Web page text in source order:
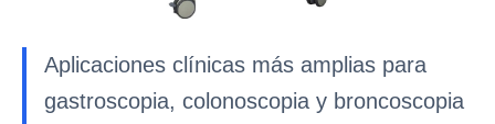
Aplicaciones clínicas más amplias para
gastroscopia, colonoscopia y broncoscopia